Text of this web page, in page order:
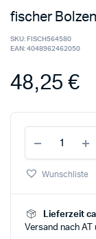
fischer
SKU: FISCH564580
EAN:4048962462050
48,25€
Wunschliste
Lieferzeit
Versand nach